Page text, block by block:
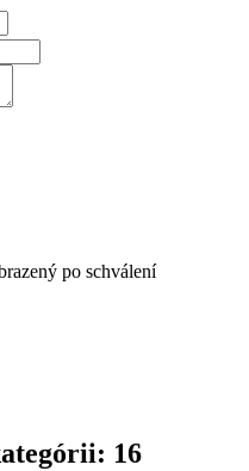
po schválení
16